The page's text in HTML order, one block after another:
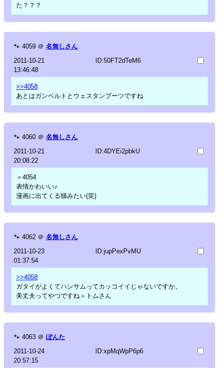
た？？？
🐾 4059 ＠ 名無しさん
2011-10-21
13:46:48
ID:50FT2dTeM6
>>4058
あとはガンベルトとウェスタンブーツですね
🐾 4060 ＠ 名無しさん
2011-10-21
20:08:22
ID:4DYEi2pbkU
＞4054
表情かわいい♪
漫画に出てくる猫みたい(笑)
🐾 4062 ＠ 名無しさん
2011-10-23
01:37:54
ID:jupPexPvMU
>>4058
ガタイがよくてハンサムってカッコイイじゃないですか。
美丈夫ってやつですね＞トムさん
🐾 4063 ＠ ぽんた
2011-10-24
20:57:15
ID:xpMqWpP6p6